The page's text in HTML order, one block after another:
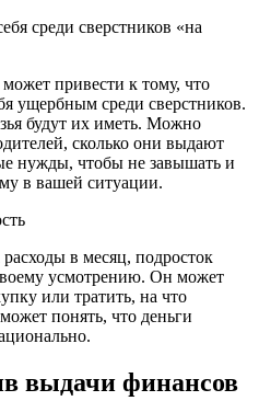
среди сверстников «на
привести к тому, что
ущербным среди сверстников.
будут их иметь. Можно
сколько они выдают
нужды, чтобы не завышать и
в вашей ситуации.
в месяц, подросток
усмотрению. Он может
или тратить, на что
понять, что деньги
выдачи финансов